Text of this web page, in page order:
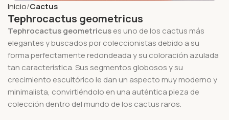
Inicio Cactus
Tephrocactus geometricus
Tephrocactus geometricuses uno de los cactus más
elegantes y buscados por coleccionistas debido a su
forma perfectamente redondeada y su coloración azulada
tan característica. Sus segmentos globosos y su
crecimiento escultórico le dan un aspecto muy moderno y
minimalista, convirtiéndolo en una auténtica pieza de
colección dentro del mundo de los cactus raros.